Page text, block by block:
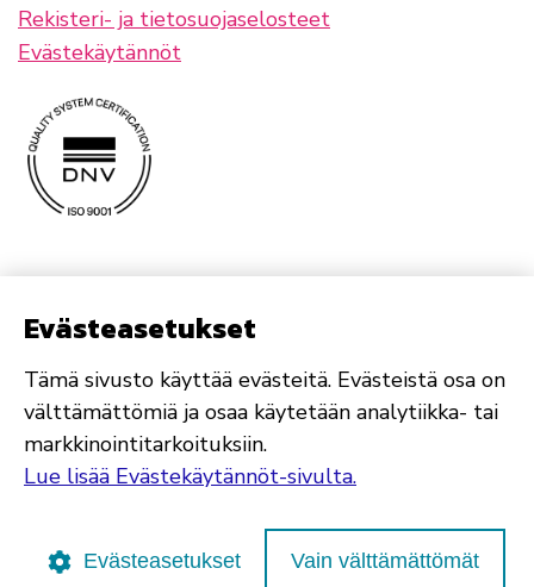
Rekisteri- ja tietosuojaselosteet
Evästekäytännöt
Evästeasetukset
Tämä sivusto käyttää evästeitä. Evästeistä osa on
välttämättömiä ja osaa käytetään analytiikka- tai
markkinointitarkoituksiin.
Lue lisää Evästekäytännöt-sivulta.
Evästeasetukset Vain välttämättömät